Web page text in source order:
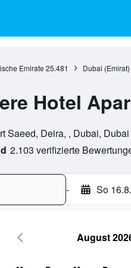
Emirate 25.481 Dubai (Emirat)
Hotel
Saeed, Deira, , Dubai,
2.103 verifizierte
- So 16.8.
August